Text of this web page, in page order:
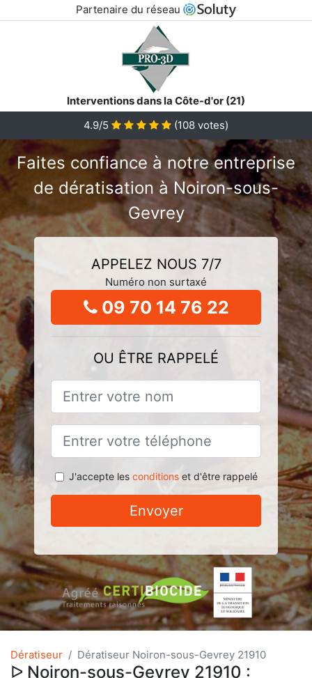
Partenaire du réseau
Interventions dans la Côte-d'or (21)
4.9/5
(108 votes)
Faites confiance à notre entreprise
de dératisation à Noiron-sous-
Gevrey
APPELEZ NOUS 7/7
Numéro non surtaxé
09 70 14 76 22
OU ÊTRE RAPPELÉ
J'accepte les conditionset d'être rappelé
Envoyer
Dératiseur Dératiseur Noiron-sous-Gevrey 21910
ᐅ Noiron-sous-Gevrey 21910 :